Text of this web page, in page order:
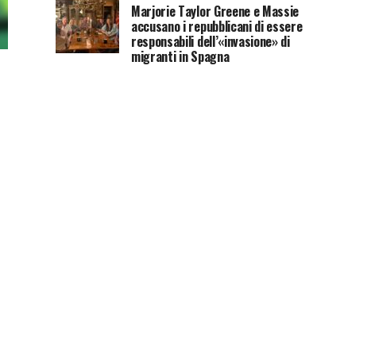
Marjorie Taylor Greene e Massie
accusano i repubblicani di essere
responsabili dell’«invasione» di
migranti in Spagna